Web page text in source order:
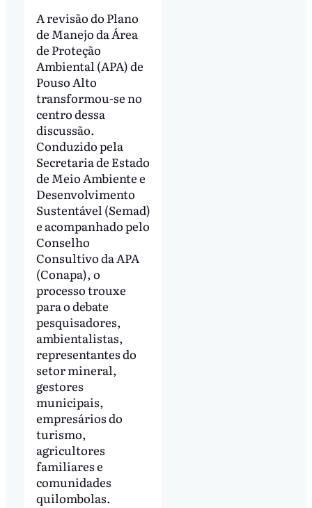
A revisão do Plano
de Manejo da Área
de Proteção
Ambiental (APA) de
Pouso Alto
transformou-se no
centro dessa
discussão.
Conduzido pela
Secretaria de Estado
de Meio Ambiente e
Desenvolvimento
Sustentável (Semad)
e acompanhado pelo
Conselho
Consultivo da APA
(Conapa), o
processo trouxe
para o debate
pesquisadores,
ambientalistas,
representantes do
setor mineral,
gestores
municipais,
empresários do
turismo,
agricultores
familiares e
comunidades
quilombolas.